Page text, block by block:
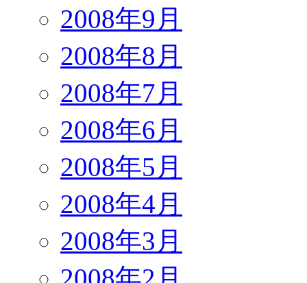
2008年9月
2008年8月
2008年7月
2008年6月
2008年5月
2008年4月
2008年3月